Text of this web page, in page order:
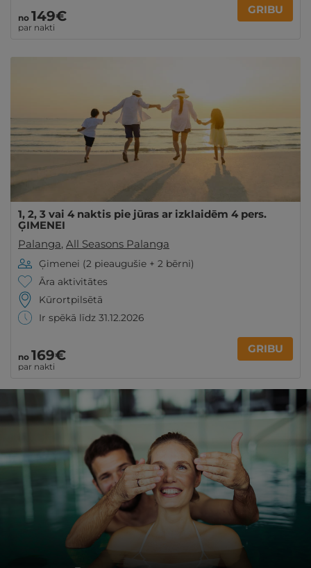
no 149€
par nakti
GRIBU
1, 2, 3 vai 4 naktis pie jūras ar izklaidēm 4 pers.
ĢIMENEI
Palanga, All Seasons Palanga
Ģimenei (2 pieaugušie + 2 bērni)
Āra aktivitātes
Kūrortpilsētā
Ir spēkā līdz 31.12.2026
no 169€
par nakti
GRIBU